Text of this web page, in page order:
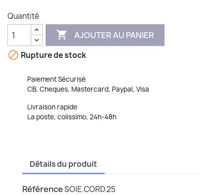
Quantité
 AJOUTER AU PANIER
 Rupture de stock
Paiement Sécurisé
CB, Cheques, Mastercard, Paypal, Visa
Livraison rapide
La poste, colissimo, 24h-48h
Détails du produit
RéférenceSOIE.CORD.25